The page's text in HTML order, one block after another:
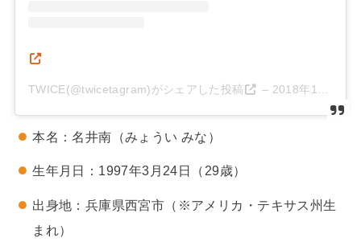
TWICE(@twicetagram)がシェアした投稿 – 2018年12月月24日午後5時42分PST
本名：名井南（みょうい みな）
生年月日：1997年3月24日（29歳）
出身地：兵庫県西宮市（※アメリカ・テキサス州生
まれ）